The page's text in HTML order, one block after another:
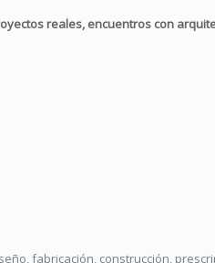
reales, encuentros con
fabricación, construcción,